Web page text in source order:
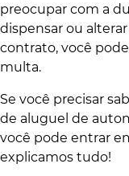
preocupar com a
dispensar ou
contrato, você
multa.
Se você precisar
de aluguel de
você pode entrar
explicamos tudo!